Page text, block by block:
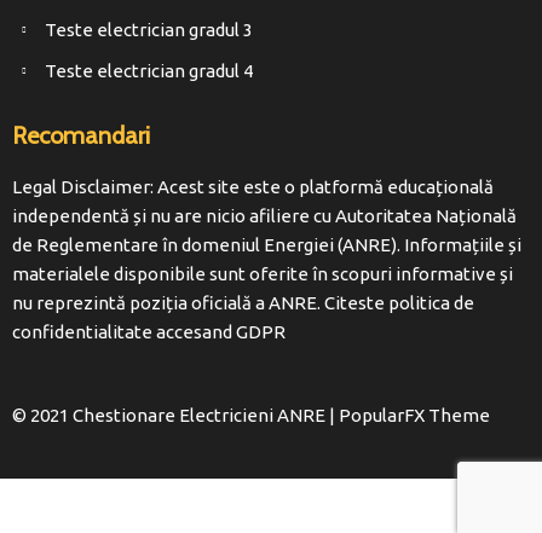
Teste electrician gradul 3
Teste electrician gradul 4
Recomandari
Legal Disclaimer: Acest site este o platformă educațională
independentă și nu are nicio afiliere cu Autoritatea Națională
de Reglementare în domeniul Energiei (ANRE). Informațiile și
materialele disponibile sunt oferite în scopuri informative și
nu reprezintă poziția oficială a ANRE. Citeste politica de
confidentialitate accesand GDPR
© 2021 Chestionare Electricieni ANRE | PopularFX Theme